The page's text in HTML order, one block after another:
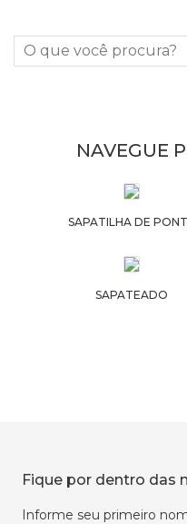
O que você procura?
NAVEGUE
SAPATILHA DE
SAPATEADO
Fique por dentro das
Informe seu primeiro